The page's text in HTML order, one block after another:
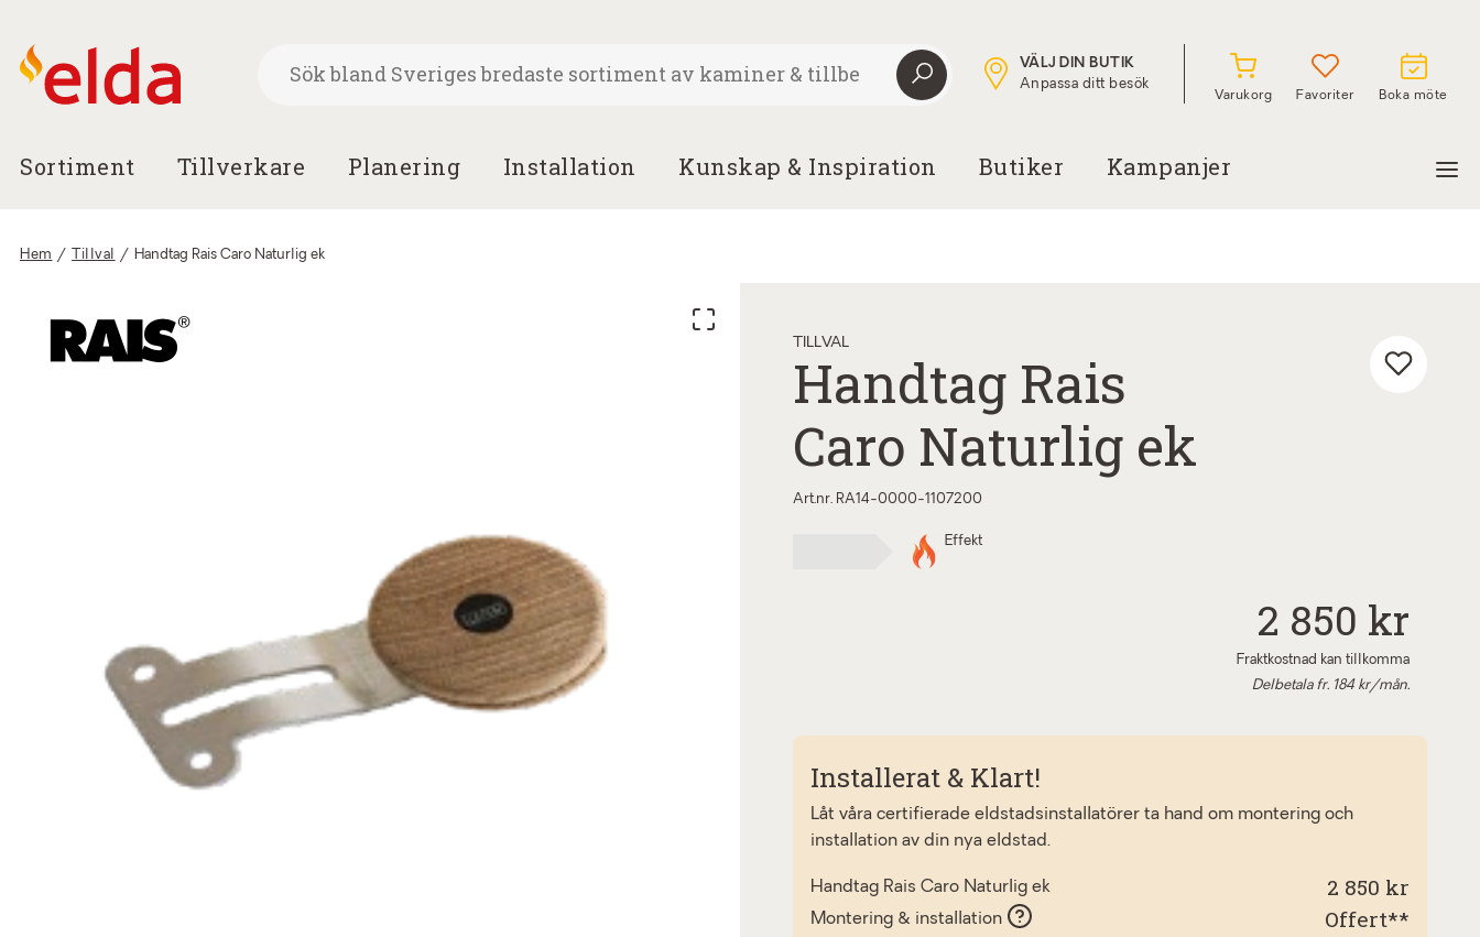
VÄLJ DIN BUTIK
Anpassa ditt besök
Varukorg Favoriter Boka möte
Sortiment Tillverkare Planering Installation Kunskap & Inspiration Butiker Kampanjer
Hem / Tillval / Handtag Rais Caro Naturlig ek
TILLVAL
Handtag Rais
Caro Naturlig ek
Art.nr. RA14-0000-1107200
Effekt
2 850 kr
Fraktkostnad kan tillkomma
Delbetala fr. 184 kr/mån.
Installerat & Klart!
Låt våra certifierade eldstadsinstallatörer ta hand om montering och
installation av din nya eldstad.
Handtag Rais Caro Naturlig ek 2 850 kr
Montering & installation Offert**